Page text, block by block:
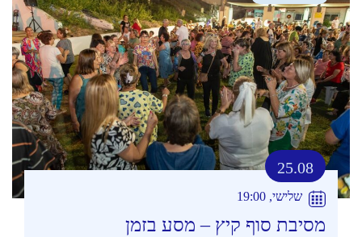
25.08
שלישי, 19:00
מסיבת סוף קיץ – מסע בזמן